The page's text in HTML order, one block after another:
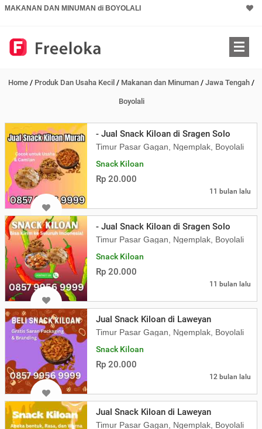
MAKANAN DAN MINUMAN di BOYOLALI
Home / Produk Dan Usaha Kecil / Makanan dan Minuman / Jawa Tengah /
Boyolali
- Jual Snack Kiloan di Sragen Solo
Timur Pasar Gagan, Ngemplak, Boyolali
Snack Kiloan
Rp 20.000
11 bulan lalu
- Jual Snack Kiloan di Sragen Solo
Timur Pasar Gagan, Ngemplak, Boyolali
Snack Kiloan
Rp 20.000
11 bulan lalu
Jual Snack Kiloan di Laweyan
Timur Pasar Gagan, Ngemplak, Boyolali
Snack Kiloan
Rp 20.000
12 bulan lalu
Jual Snack Kiloan di Laweyan
Timur Pasar Gagan, Ngemplak, Boyolali